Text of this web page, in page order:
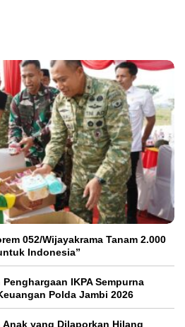
052/Wijayakrama Tanam 2.000
Indonesia”
IKPA Sempurna
Polda Jambi 2026
yang Dilaporkan Hilang